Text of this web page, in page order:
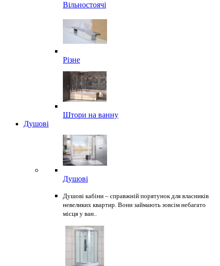
Вільностоячі
Різне
Штори на ванну
Душові
Душові
Душові кабіни – справжній порятунок для власників
невеликих квартир. Вони займають зовсім небагато
місця у ван..